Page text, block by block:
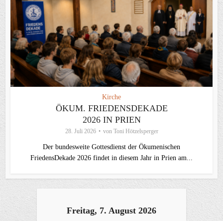
Kirche
ÖKUM. FRIEDENSDEKADE
2026 IN PRIEN
28. Juli 2026 von Toni Hötzelsperger
Der bundesweite Gottesdienst der Ökumenischen
FriedensDekade 2026 findet in diesem Jahr in Prien am...
Freitag, 7. August 2026